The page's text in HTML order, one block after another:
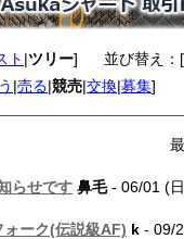
ト |ツリー] 並び替え：[
|売る|競売|交換|募集]
らせです 鼻毛- 06/01 (
ーク(伝説級AF) k - 09/